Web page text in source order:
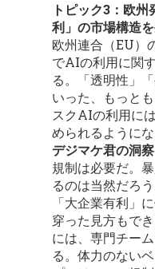
トピック3：欧
利」の市場構造
欧州連合（EU）
でAIの利用に関
る。「透明性」
いった、もっと
スクAIの利用に
められるようにな
デジマケ君の洞察
規制は必要だ。
るのは当然だろ
「大企業有利」
穿った見方もで
には、専門チー
る。体力のない